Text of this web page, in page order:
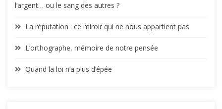
l’argent… ou le sang des autres ?
La réputation : ce miroir qui ne nous appartient pas
L’orthographe, mémoire de notre pensée
Quand la loi n’a plus d’épée